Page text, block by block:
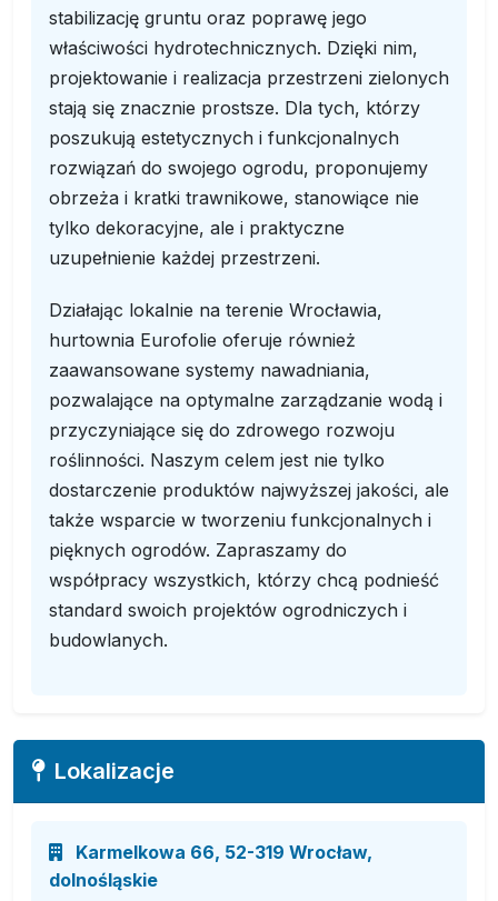
stabilizację gruntu oraz poprawę jego
właściwości hydrotechnicznych. Dzięki nim,
projektowanie i realizacja przestrzeni zielonych
stają się znacznie prostsze. Dla tych, którzy
poszukują estetycznych i funkcjonalnych
rozwiązań do swojego ogrodu, proponujemy
obrzeża i kratki trawnikowe, stanowiące nie
tylko dekoracyjne, ale i praktyczne
uzupełnienie każdej przestrzeni.
Działając lokalnie na terenie Wrocławia,
hurtownia Eurofolie oferuje również
zaawansowane systemy nawadniania,
pozwalające na optymalne zarządzanie wodą i
przyczyniające się do zdrowego rozwoju
roślinności. Naszym celem jest nie tylko
dostarczenie produktów najwyższej jakości, ale
także wsparcie w tworzeniu funkcjonalnych i
pięknych ogrodów. Zapraszamy do
współpracy wszystkich, którzy chcą podnieść
standard swoich projektów ogrodniczych i
budowlanych.
Lokalizacje
Karmelkowa 66, 52-319 Wrocław,
dolnośląskie